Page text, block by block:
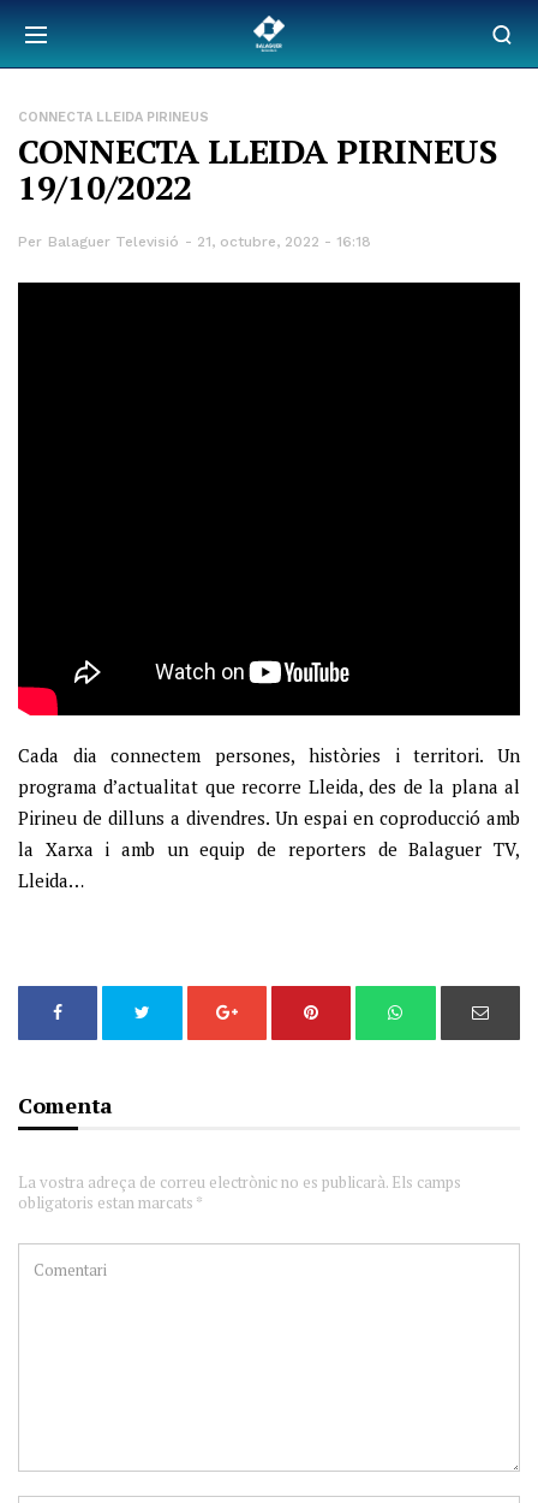
CONNECTA LLEIDA PIRINEUS
CONNECTA LLEIDA PIRINEUS
19/10/2022
Per Balaguer Televisió 21, octubre, 2022 - 16:18
Cada dia connectem persones, històries i territori. Un
programa d’actualitat que recorre Lleida, des de la plana al
Pirineu de dilluns a divendres. Un espai en coproducció amb
la Xarxa i amb un equip de reporters de Balaguer TV,
Lleida…
Comenta
La vostra adreça de correu electrònic no es publicarà. Els camps
obligatoris estan marcats *